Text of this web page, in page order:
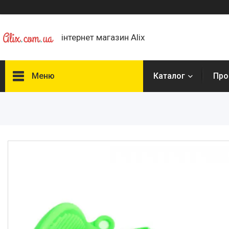
інтернет магазин Alix
Меню Каталог